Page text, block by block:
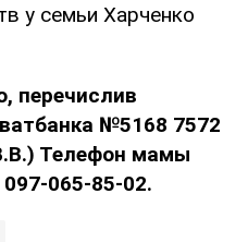
у семьи Харченко
перечислив
№5168 7572
Телефон мамы
065-85-02.